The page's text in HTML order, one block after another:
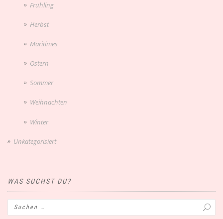
Frühling
Herbst
Maritimes
Ostern
Sommer
Weihnachten
Winter
Unkategorisiert
WAS SUCHST DU?